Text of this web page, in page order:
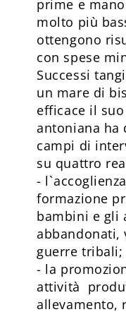
prime e
molto più
ottengono
con spese
Successi
un mare di
efficace il
antoniana ha
campi di
su quattro
-
formazione
bambini e gli
abbandonati,
guerre tribali;
- la
attività
allevamento,